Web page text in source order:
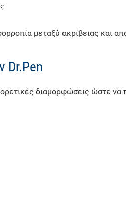
μεταξύ ακρίβειας και
Dr.Pen
διαμορφώσεις ώστε